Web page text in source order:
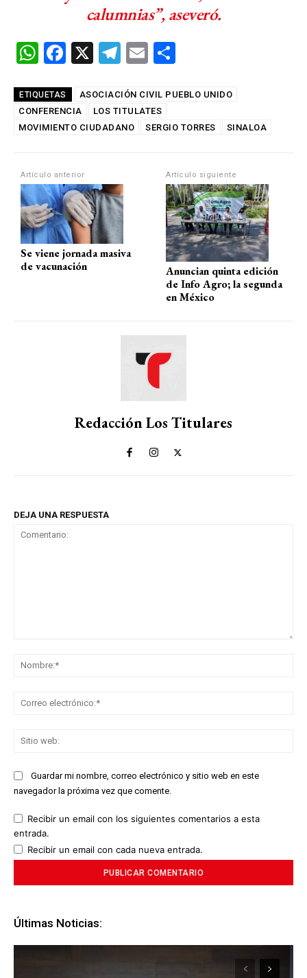
calumnias”, aseveró.
W
at
s
p
F
ce
b
k
X
T
e
gr
E
ail m
p
ETIQUETAS
ASOCIACIÓN CIVIL PUEBLO UNIDO
CONFERENCIA
LOS TITULATES
MOVIMIENTO CIUDADANO
SERGIO TORRES SINALOA
Artículo anterior
Se viene jornada masiva
de vacunación
Artículo siguiente
Anuncian quinta edición
de Info Agro; la segunda
en México
Redacción Los Titulares
DEJA UNA RESPUESTA
Guardar mi nombre, correo electrónico y sitio web en este
navegador la próxima vez que comente.
Recibir un email con los siguientes comentarios a esta
entrada.
Recibir un email con cada nueva entrada.
Últimas Noticias: